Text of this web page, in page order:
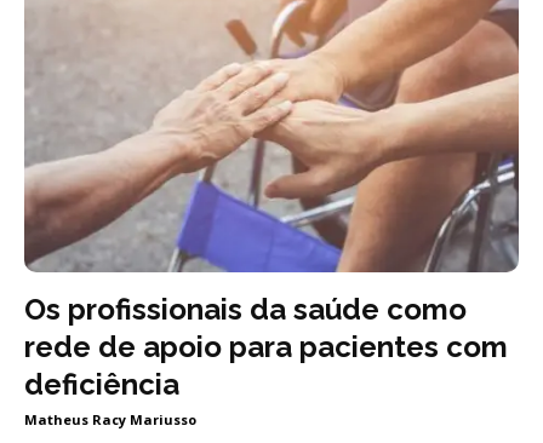
Os profissionais da saúde como
rede de apoio para pacientes com
deficiência
Matheus Racy Mariusso